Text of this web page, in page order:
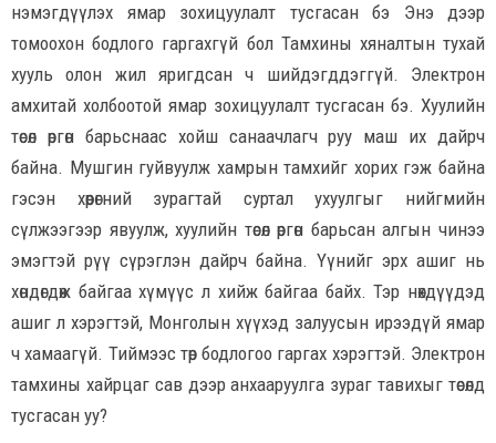
нэмэгдүүлэх ямар зохицуулалт тусгасан бэ Энэ дээр
томоохон бодлого гаргахгүй бол Тамхины хяналтын тухай
хууль олон жил яригдсан ч шийдэгддэггүй. Электрон
амхитай холбоотой ямар зохицуулалт тусгасан бэ. Хуулийн
төсөл өргөн барьснаас хойш санаачлагч руу маш их дайрч
байна. Мушгин гуйвуулж хамрын тамхийг хорих гэж байна
гэсэн хөөрөгний зурагтай суртал ухуулгыг нийгмийн
сүлжээгээр явуулж, хуулийн төсөл өргөн барьсан алгын чинээ
эмэгтэй рүү сүрэглэн дайрч байна. Үүнийг эрх ашиг нь
хөндөгдөж байгаа хүмүүс л хийж байгаа байх. Тэр нөхдүүдэд
ашиг л хэрэгтэй, Монголын хүүхэд залуусын ирээдүй ямар
ч хамаагүй. Тиймээс төр бодлогоо гаргах хэрэгтэй. Электрон
тамхины хайрцаг сав дээр анхааруулга зураг тавихыг төсөлд
тусгасан уу?